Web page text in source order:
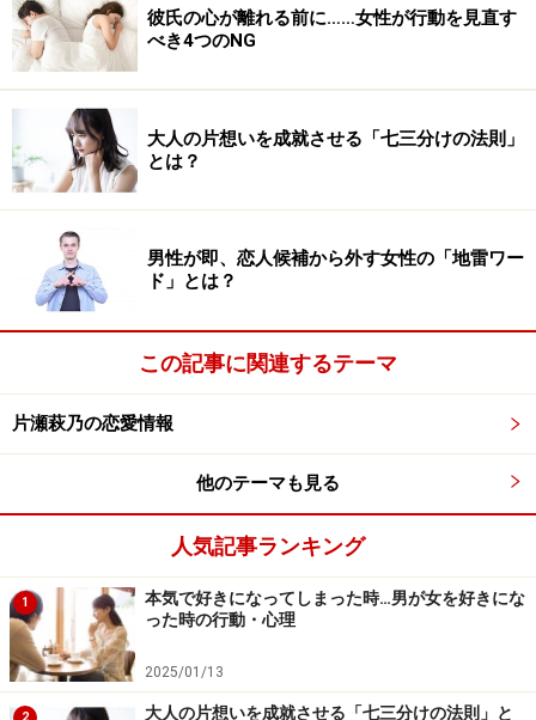
会社の飲み会は社内恋愛が発展するきっか
けの宝庫
飲み会も、社内恋愛が発展するきっかけになります。
社内恋愛に発展したカップルの多くは、会社の飲み会な
どがきっかけになるケースが多いです。職場での姿しか
見たことがない人の新しい一面が見れる……このギャップ
は恋愛の鉄板要素です。
であれば、それをうまく利用して言葉をかけましょう。
普段はなかなかねぎらいの言葉がかけられない場合で
も、飲み会の席であればどんどん言葉にしてください。
彼氏の心が離れる前に……女性が行動を見直す
べき4つのNG
大人の片想いを成就させる「七三分けの法則」
とは？
男性が即、恋人候補から外す女性の「地雷ワー
ド」とは？
この記事に関連するテーマ
片瀬萩乃の恋愛情報
他のテーマも見る
人気記事ランキング
1
本気で好きになってしまった時…男が女を好きにな
った時の行動・心理
2025/01/13
2
大人の片想いを成就させる「七三分けの法則」と